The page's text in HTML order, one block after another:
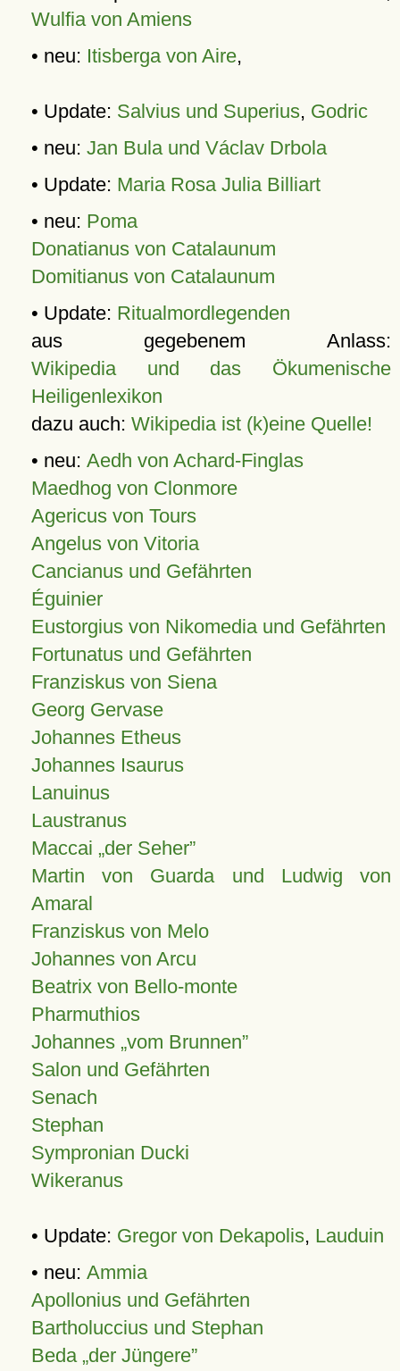
Wulfia von Amiens
• neu: Itisberga von Aire,
• Update: Salvius und Superius, Godric
• neu: Jan Bula und Václav Drbola
• Update: Maria Rosa Julia Billiart
• neu: Poma
Donatianus von Catalaunum
Domitianus von Catalaunum
• Update: Ritualmordlegenden
aus gegebenem Anlass:
Wikipedia und das Ökumenische
Heiligenlexikon
dazu auch: Wikipedia ist (k)eine Quelle!
• neu: Aedh von Achard-Finglas
Maedhog von Clonmore
Agericus von Tours
Angelus von Vitoria
Cancianus und Gefährten
Éguinier
Eustorgius von Nikomedia und Gefährten
Fortunatus und Gefährten
Franziskus von Siena
Georg Gervase
Johannes Etheus
Johannes Isaurus
Lanuinus
Laustranus
Maccai „der Seher”
Martin von Guarda und Ludwig von
Amaral
Franziskus von Melo
Johannes von Arcu
Beatrix von Bello-monte
Pharmuthios
Johannes vom Brunnen
Salon und Gefährten
Senach
Stephan
Sympronian Ducki
Wikeranus
• Update: Gregor von Dekapolis, Lauduin
• neu: Ammia
Apollonius und Gefährten
Bartholuccius und Stephan
Beda „der Jüngere”